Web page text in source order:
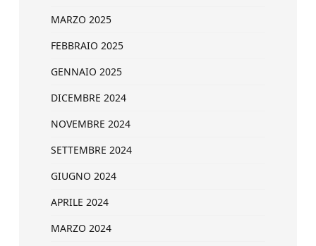
MARZO 2025
FEBBRAIO 2025
GENNAIO 2025
DICEMBRE 2024
NOVEMBRE 2024
SETTEMBRE 2024
GIUGNO 2024
APRILE 2024
MARZO 2024